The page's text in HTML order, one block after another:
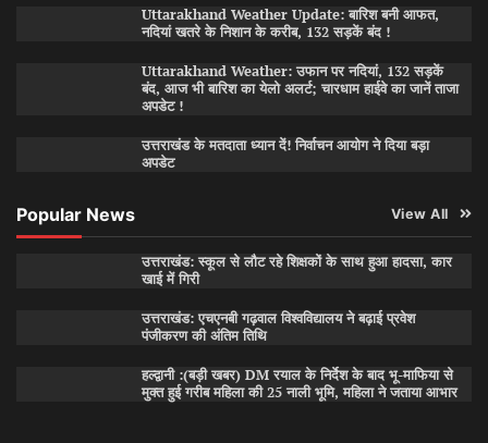
Uttarakhand Weather Update: बारिश बनी आफत,
नदियां खतरे के निशान के करीब, 132 सड़कें बंद !
Uttarakhand Weather: उफान पर नदियां, 132 सड़कें
बंद, आज भी बारिश का येलो अलर्ट; चारधाम हाईवे का जानें ताजा
अपडेट !
उत्तराखंड के मतदाता ध्यान दें! निर्वाचन आयोग ने दिया बड़ा
अपडेट
Popular News View All
उत्तराखंड: स्कूल से लौट रहे शिक्षकों के साथ हुआ हादसा, कार
खाई में गिरी
उत्तराखंड: एचएनबी गढ़वाल विश्वविद्यालय ने बढ़ाई प्रवेश
पंजीकरण की अंतिम तिथि
हल्द्वानी :(बड़ी खबर) DM रयाल के निर्देश के बाद भू-माफिया से
मुक्त हुई गरीब महिला की 25 नाली भूमि, महिला ने जताया आभार